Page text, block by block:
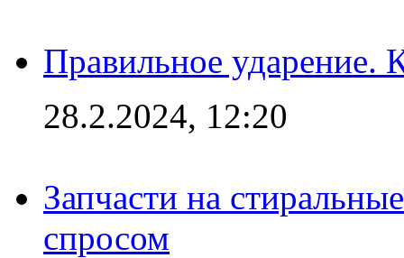
Правильное ударение.
28.2.2024, 12:20
Запчасти на
спросом